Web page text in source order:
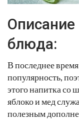
Описание
блюда:
В последнее
популярность,
этого напитка со
яблоко и мед
полезным